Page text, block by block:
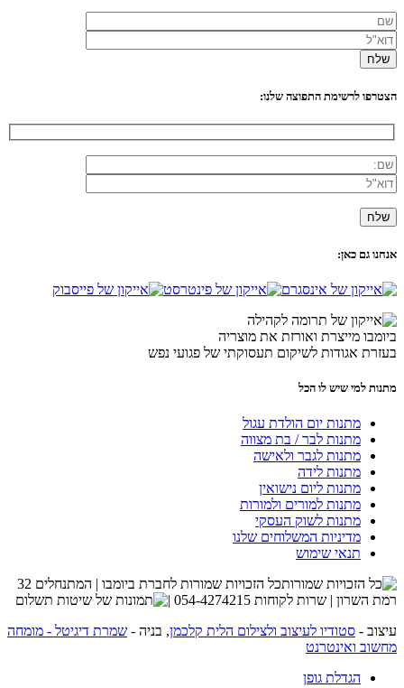
הצטרפו לרשימת התפוצה שלנו:
אנחנו גם כאן:
ביומבו מייצרת ואורזת את מוצריה
בעזרת אגודות לשיקום תעסוקתי של פגועי נפש
מתנות למי שיש לו הכל
מתנות יום הולדת עגול
מתנות לבר / בת מצווה
מתנות לגבר ולאישה
מתנות לידה
מתנות ליום נישואין
מתנות למורים ולמורות
מתנות לשוק העסקי
מדיניות המשלוחים שלנו
תנאי שימוש
כל הזכויות שמורות לחברת ביומבו | המתנחלים 32
רמת השרון | שרות לקוחות 054-4274215 |
עיצוב - סטודיו לעיצוב ולצילום הלית קלכמן, בניה - שמרת דיגיטל - מומחה
מחשוב ואינטרנט
הגדלת גופן